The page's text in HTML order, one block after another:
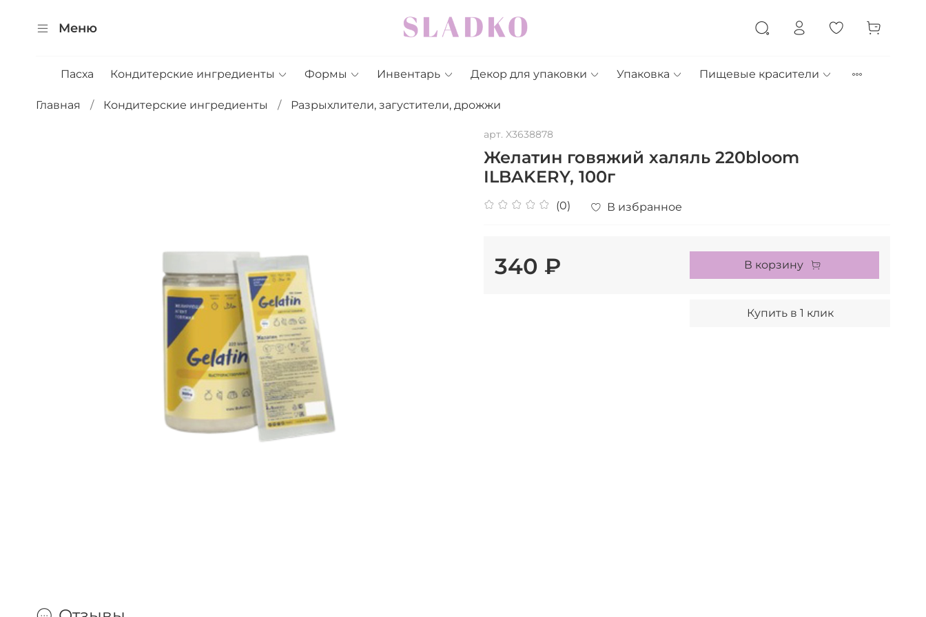
Меню
Пасха Кондитерские ингредиенты Формы Инвентарь Декор для упаковки Упаковка Пищевые красители
Главная Кондитерские ингредиенты Разрыхлители, загустители, дрожжи
арт. X3638878
Желатин говяжий халяль 220bloom
ILBAKERY, 100г
(0) В избранное
340 ₽ В корзину
Купить в 1 клик